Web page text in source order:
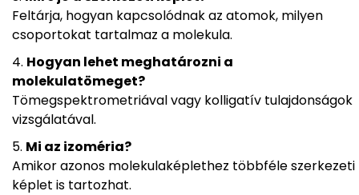
Feltárja, hogyan kapcsolódnak az atomok, milyen
csoportokat tartalmaz a molekula.
Hogyan lehet meghatározni a
molekulatömeget?
Tömegspektrometriával vagy kolligatív tulajdonságok
vizsgálatával.
Mi az izoméria?
Amikor azonos molekulaképlethez többféle szerkezeti
képlet is tartozhat.